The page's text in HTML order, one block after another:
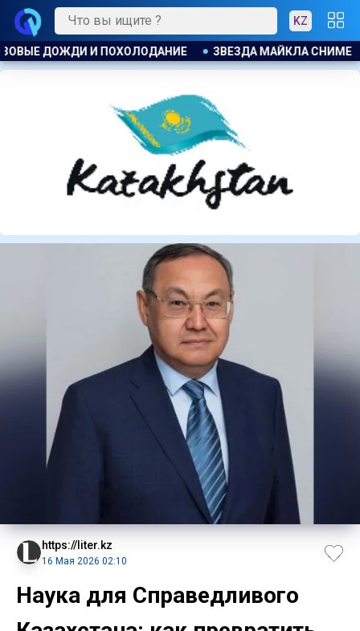
KZ
ЗВЕЗДА МАЙКЛА СНИМЕТСЯ В ТЮРЕМНОМ ТРИЛЛЕРЕ С
https://liter.kz
16 Мая 2026 02:10
Наука для Справедливого